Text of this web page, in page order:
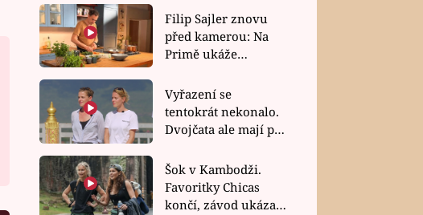
Filip Sajler znovu
před kamerou: Na
Primě ukáže
rychlé recepty
Vyřazení se
tentokrát nekonalo.
Dvojčata ale mají po
závodu nůž na krku
Šok v Kambodži.
Favoritky Chicas
končí, závod ukázal